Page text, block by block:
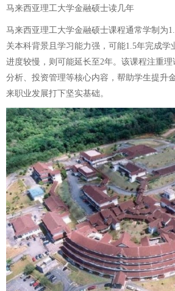
马来西亚理工大学金融硕士读几年
马来西亚理工大学金融硕士课程通常学制为
关本科背景且学习能力强，可能1.5年完成学
进度较慢，则可能延长至2年。该课程注重
分析、投资管理等核心内容，帮助学生提升
来职业发展打下坚实基础。